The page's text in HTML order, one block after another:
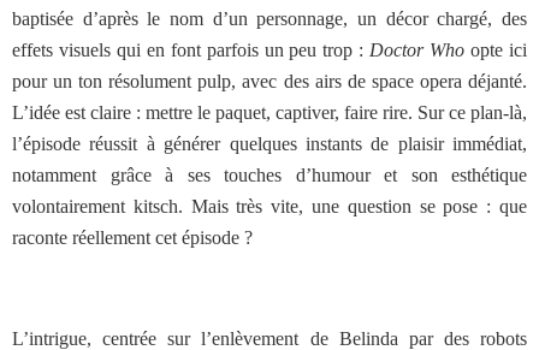
baptisée d’après le nom d’un personnage, un décor chargé, des
effets visuels qui en font parfois un peu trop : Doctor Who opte ici
pour un ton résolument pulp, avec des airs de space opera déjanté.
L’idée est claire : mettre le paquet, captiver, faire rire. Sur ce plan-là,
l’épisode réussit à générer quelques instants de plaisir immédiat,
notamment grâce à ses touches d’humour et son esthétique
volontairement kitsch. Mais très vite, une question se pose : que
raconte réellement cet épisode ?
L’intrigue, centrée sur l’enlèvement de Belinda par des robots